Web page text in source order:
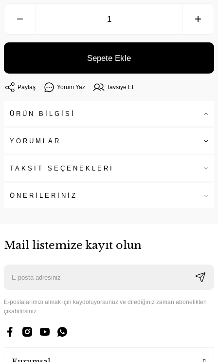
Sepete Ekle
Paylaş Yorum Yaz Tavsiye Et
ÜRÜN BİLGİSİ
YORUMLAR
TAKSİT SEÇENEKLERİ
ÖNERİLERİNİZ
Mail listemize kayıt olun
E-postalarımızı almak için kaydoluyorsunuz ve dilediğiniz zaman abonelikten
çıkabilirsiniz.